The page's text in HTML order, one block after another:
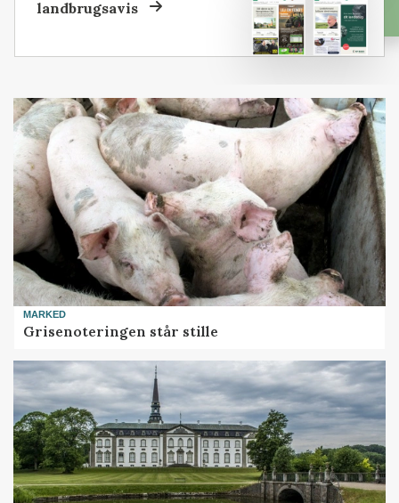
landbrugsavis
MARKED
Grisenoteringen står stille